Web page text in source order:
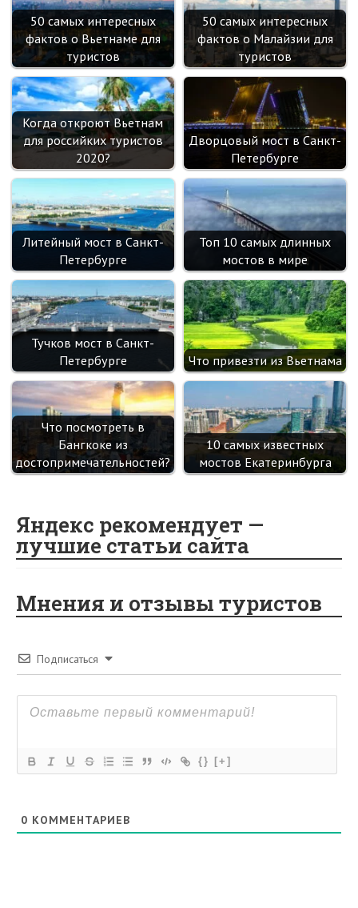
50 самых интересных
фактов о Вьетнаме для
туристов
50 самых интересных
фактов о Малайзии для
туристов
Когда откроют Вьетнам
для российких туристов
2020?
Дворцовый мост в Санкт-
Петербурге
Литейный мост в Санкт-
Петербурге
Топ 10 самых длинных
мостов в мире
Тучков мост в Санкт-
Петербурге
Что привезти из Вьетнама
Что посмотреть в
Бангкоке из
достопримечательностей?
10 самых известных
мостов Екатеринбурга
Яндекс рекомендует —
лучшие статьи сайта
Мнения и отзывы туристов
Подписаться
{} [+]
0 КОММЕНТАРИЕВ